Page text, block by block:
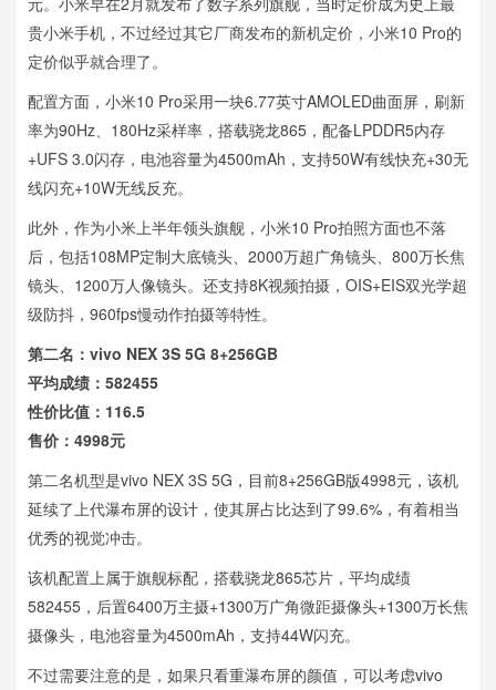
贵小米手机，不过经过其它厂商发布的新机定价，小米10 Pro的
定价似乎就合理了。
配置方面，小米10 Pro采用一块6.77英寸AMOLED曲面屏，刷新
率为90Hz、180Hz采样率，搭载骁龙865，配备LPDDR5内存
+UFS 3.0闪存，电池容量为4500mAh，支持50W有线快充+30无
线闪充+10W无线反充。
此外，作为小米上半年领头旗舰，小米10 Pro拍照方面也不落
后，包括108MP定制大底镜头、2000万超广角镜头、800万长焦
镜头、1200万人像镜头。还支持8K视频拍摄，OIS+EIS双光学超
级防抖，960fps慢动作拍摄等特性。
第二名：vivo NEX 3S 5G 8+256GB
平均成绩：582455
性价比值：116.5
售价：4998元
第二名机型是vivo NEX 3S 5G，目前8+256GB版4998元，该机
延续了上代瀑布屏的设计，使其屏占比达到了99.6%，有着相当
优秀的视觉冲击。
该机配置上属于旗舰标配，搭载骁龙865芯片，平均成绩
582455，后置6400万主摄+1300万广角微距摄像头+1300万长焦
摄像头，电池容量为4500mAh，支持44W闪充。
不过需要注意的是，如果只看重瀑布屏的颜值，可以考虑vivo